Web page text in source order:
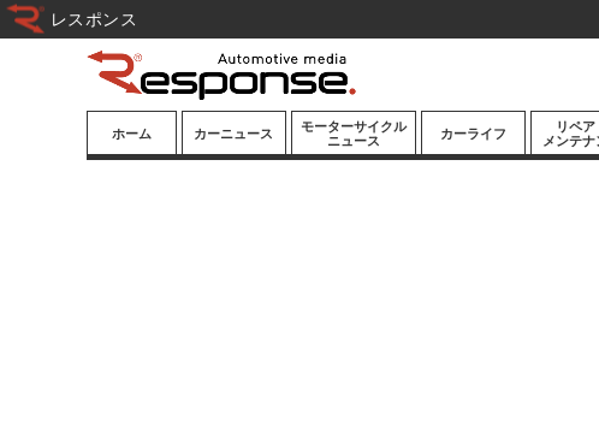
ホーム カーニュース
モーターサイクル
ニュース
カーライフ
リペア
メンテナ
レスポンス